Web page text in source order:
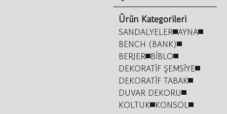
Ürün Kategorileri
SANDALYELER AYNA
BENCH (BANK)
BERJER BİBLO
DEKORATİF ŞEMSİYE
DEKORATİF TABAK
DUVAR DEKORU
KOLTUK KONSOL